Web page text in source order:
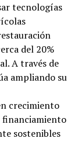
tecnologías
del 20%
A través de
ampliando su
crecimiento
financiamiento
sostenibles